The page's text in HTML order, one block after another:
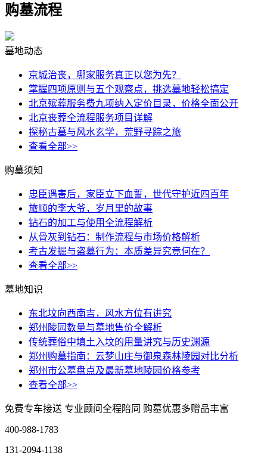
购墓流程
墓地动态
京城治丧，哪家服务真正以您为先？
掌握四项原则与五个观察点，挑选墓地轻松搞定
北京殡葬服务费九项纳入定价目录，价格全面公开
北京丧葬全流程服务项目详解
探秘古墓与风水玄学，荒野寻踪之旅
查看全部>>
购墓须知
忠臣遇害后，家臣立下血誓，世代守护近四百年
旅顺的李大爷，岁月里的故事
钻石的加工与使用全流程解析
从骨灰到钻石：制作流程与市场价格解析
考古发掘与盗墓行为：本质差异究竟何在？
查看全部>>
墓地知识
东北坟向西南吉，风水方位有讲究
郑州陵园数量与墓地售价全解析
传统葬俗中填土入坟的用量讲究与历史渊源
郑州购墓指南：云梦山庄与御泉森林陵园对比分析
郑州市公墓盘点及最新墓地陵园价格参考
查看全部>>
免费专车接送 专业顾问全程陪同 购墓优惠多赠品丰富
400-988-1783
131-2094-1138